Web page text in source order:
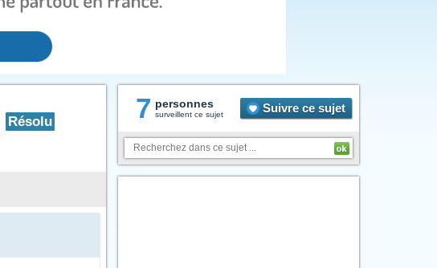
Résolu 7 personnes
surveillent ce sujet Suivre ce sujet